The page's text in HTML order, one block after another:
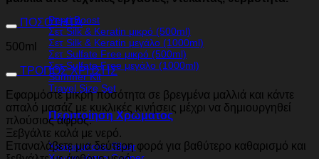
Pepti Boost
Σετ Silk & Keratin μικρό (500ml)
Σετ Silk & Keratin μεγάλο (1000ml)
Σετ Sulfate Free μικρό (500ml)
Σετ Sulfate Free μεγάλο (1000ml)
Summer Kit
Travel Size Set
Περιποίηση Χρώματος
Χρωμομάσκα Silver
ΠΟΣΟΤΗΤΑ
500ml
ΤΡΟΠΟΣ ΧΡΗΣΗΣ
Εφαρμόστε μικρή ποσότητα σε βρεγμένα μαλλιά και κάντε
απαλό μασάζ με κυκλικές κινήσεις μέχρι να δημιουργηθεί
πλούσιος αφρός.
Ξεβγάλτε καλά με νερό.
Επαναλάβετε μια δεύτερη φορά για βαθύτερο καθαρισμό και